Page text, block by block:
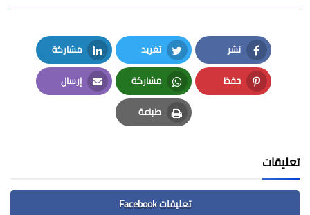
نشر
Facebook
تغريد
Twitter
مشاركة
LinkedIn
حفظ
Pinterest
مشاركة
Whatsapp
إرسال
Email
طباعة
Print
تعليقات
تعليقات Facebook